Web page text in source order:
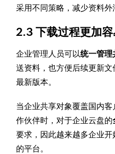
采用不同策略，减少资料外
2.3 下载过程更加
企业管理人员可以统一管理
送资料，也方便后续更新
最新版本。
当企业共享对象覆盖国内
作伙伴时，对于企业云盘的
要求，因此越来越多企业
的平台。